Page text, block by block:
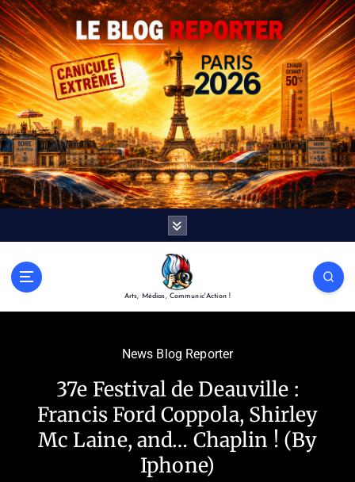
Arts, Médias, Communic'Action !
News Blog Reporter
37e Festival de Deauville :
Francis Ford Coppola, Shirley
Mc Laine, and… Chaplin ! (By
Iphone)